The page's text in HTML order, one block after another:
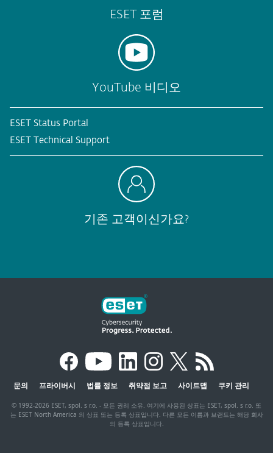
ESET 포럼
YouTube 비디오
ESET Status Portal
ESET Technical Support
기존 고객이신가요?
문의 프라이버시 법률 정보 취약점 보고 사이트맵 쿠키 관리
© 1992-2026 ESET, spol. s r.o. - 모든 권리 소유. 여기에 사용된 상표는 ESET, spol. s r.o. 또
는 ESET North America 의 상표 또는 등록 상표입니다. 다른 모든 이름과 브랜드는 해당 회사
의 등록 상표입니다.